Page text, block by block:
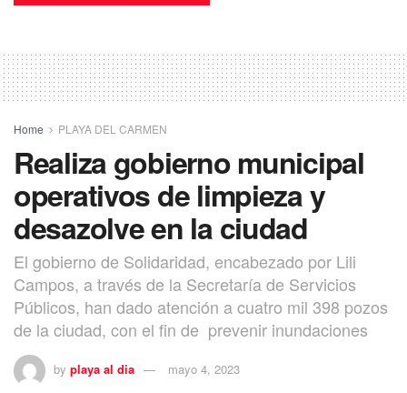
Home PLAYA DEL CARMEN
Realiza gobierno municipal
operativos de limpieza y
desazolve en la ciudad
El gobierno de Solidaridad, encabezado por Lili
Campos, a través de la Secretaría de Servicios
Públicos, han dado atención a cuatro mil 398 pozos
de la ciudad, con el fin de prevenir inundaciones
by playa al dia mayo 4, 2023